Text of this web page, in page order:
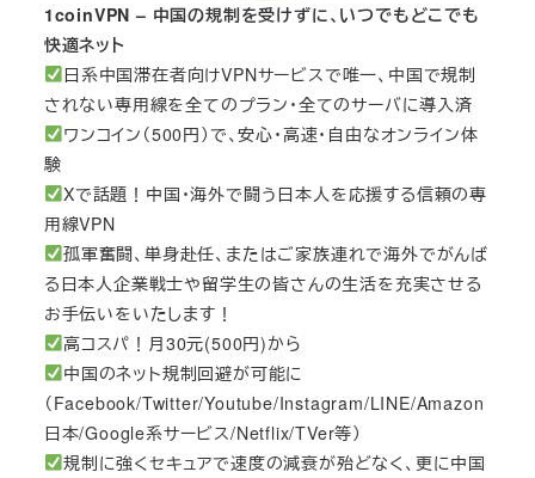
1coinVPN – 中国の規制を受けずに、いつでもどこでも
快適ネット
日系中国滞在者向けVPNサービスで唯一、中国で規制
されない専用線を全てのプラン・全てのサーバに導入済
ワンコイン（500円）で、安心・高速・自由なオンライン体
験
Xで話題！中国・海外で闘う日本人を応援する信頼の専
用線VPN
孤軍奮闘、単身赴任、またはご家族連れで海外でがんば
る日本人企業戦士や留学生の皆さんの生活を充実させる
お手伝いをいたします！
高コスパ！月30元(500円)から
中国のネット規制回避が可能に
（Facebook/Twitter/Youtube/Instagram/LINE/Amazon
日本/Google系サービス/Netflix/TVer等）
規制に強くセキュアで速度の減衰が殆どなく、更に中国